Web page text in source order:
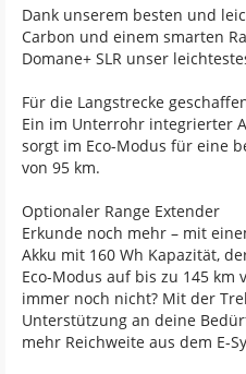
Dank unserem besten und
Carbon und einem smarten
Domane+ SLR unser
Für die Langstrecke
Ein im Unterrohr integrierter
sorgt im Eco-Modus für eine
von 95 km.
Optionaler Range Extender
Erkunde noch mehr – mit
Akku mit 160 Wh Kapazität,
Eco-Modus auf bis zu 145
immer noch nicht? Mit der
Unterstützung an deine
mehr Reichweite aus dem E-